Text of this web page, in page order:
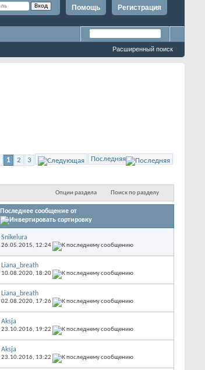
Регистрация
Помощь
Расширенный поиск
1 2 3 Последняя
Опции раздела Поиск по разделу
Последнее сообщение от
Snikelura
26.05.2015, 12:24
Liana_breath
10.08.2020, 18:20
Liana_breath
02.08.2020, 17:26
Aksja
23.10.2016, 19:22
Aksja
23.10.2016, 13:22